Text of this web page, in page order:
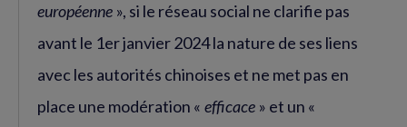
européenne », si le réseau social ne clarifie pas
avant le 1er janvier 2024 la nature de ses liens
avec les autorités chinoises et ne met pas en
place une modération « efficace » et un «